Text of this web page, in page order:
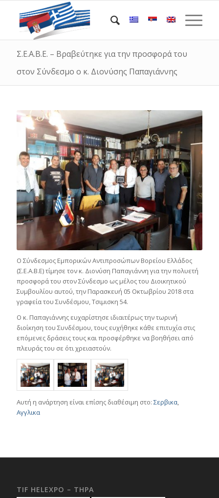
Σ.Ε.Α.Β.Ε. – Βραβεύτηκε για την προσφορά του
στον Σύνδεσμο ο κ. Διονύσης Παπαγιάννης
Ο Σύνδεσμος Εμπορικών Αντιπροσώπων Βορείου Ελλάδος
(Σ.Ε.Α.Β.Ε) τίμησε τον κ. Διονύση Παπαγιάννη για την πολυετή
προσφορά του στον Σύνδεσμο ως μέλος του Διοικητικού
Συμβουλίου αυτού, την Παρασκευή 05 Οκτωβρίου 2018 στα
γραφεία του Συνδέσμου, Τσιμισκη 54.
O κ. Παπαγιάννης ευχαρίστησε ιδιαιτέρως την τωρινή
διοίκηση του Συνδέσμου, τους ευχήθηκε κάθε επιτυχία στις
επόμενες δράσεις τους και προσφέρθηκε να βοηθήσει από
πλευράς του σε ότι χρειαστούν.
Αυτή η ανάρτηση είναι επίσης διαθέσιμη στο: Σερβικα
Αγγλικα
TIF HELEXPO – THPA